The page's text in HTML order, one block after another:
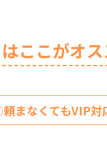
ここがオス
まなくてもVIP対